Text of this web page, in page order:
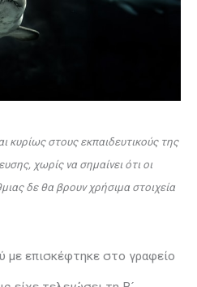
κυρίως στους εκπαιδευτικούς της
χωρίς να σημαίνει ότι οι
δε θα βρουν χρήσιμα στοιχεία
με επισκέφτηκε στο γραφείο